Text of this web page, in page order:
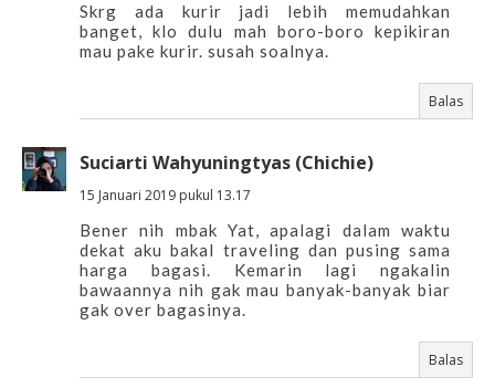
Skrg ada kurir jadi lebih memudahkan
banget, klo dulu mah boro-boro kepikiran
mau pake kurir. susah soalnya.
Balas
Suciarti Wahyuningtyas (Chichie)
15 Januari 2019 pukul 13.17
Bener nih mbak Yat, apalagi dalam waktu
dekat aku bakal traveling dan pusing sama
harga bagasi. Kemarin lagi ngakalin
bawaannya nih gak mau banyak-banyak biar
gak over bagasinya.
Balas